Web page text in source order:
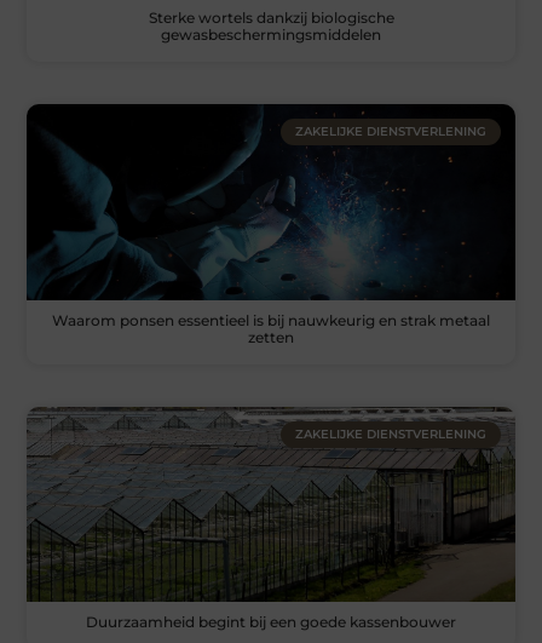
Sterke wortels dankzij biologische
gewasbeschermingsmiddelen
ZAKELIJKE DIENSTVERLENING
Waarom ponsen essentieel is bij nauwkeurig en strak metaal
zetten
ZAKELIJKE DIENSTVERLENING
Duurzaamheid begint bij een goede kassenbouwer